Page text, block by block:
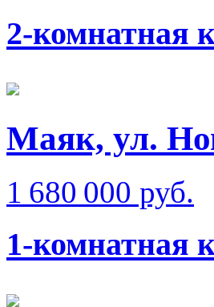
2-комнатная
Маяк, ул.
1 680 000 руб.
1-комнатная